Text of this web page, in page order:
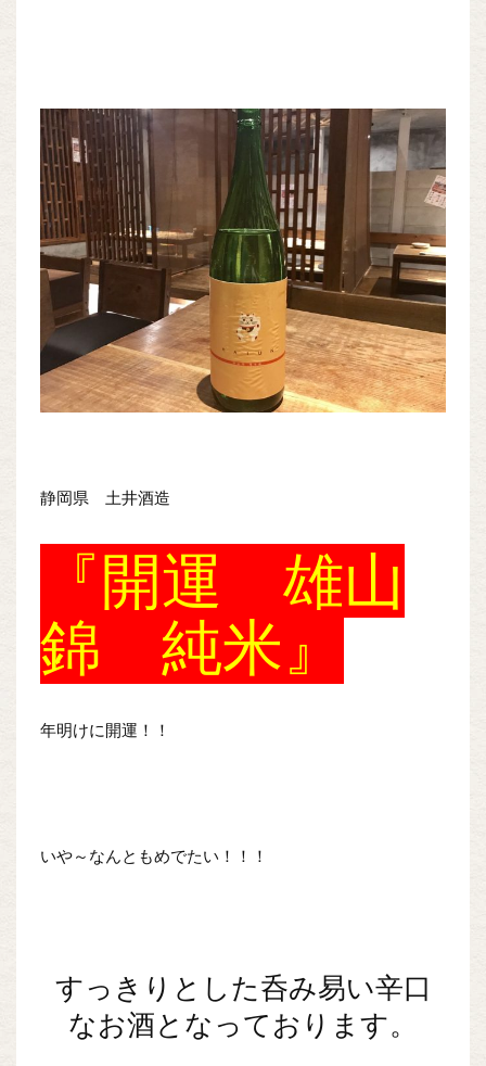
静岡県 土井酒造
『開運 雄山
錦 純米』
年明けに開運！！
いや～なんともめでたい！！！
すっきりとした呑み易い辛口
なお酒となっております。